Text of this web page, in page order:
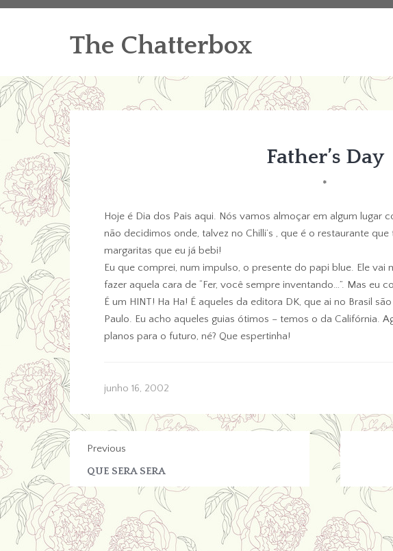
The Chatterbox
Father’s Day
*
Hoje é Dia dos Pais aqui. Nós vamos almoçar em algum lugar
não decidimos onde, talvez no Chilli’s , que é o restaurante
margaritas que eu já bebi!
Eu que comprei, num impulso, o presente do papi blue. Ele vai
fazer aquela cara de “Fer, você sempre inventando…”. Mas eu
É um HINT! Ha Ha! É aqueles da editora DK, que ai no Brasil
Paulo. Eu acho aqueles guias ótimos – temos o da Califórnia.
planos para o futuro, né? Que espertinha!
junho 16, 2002
Previous
QUE SERA SERA